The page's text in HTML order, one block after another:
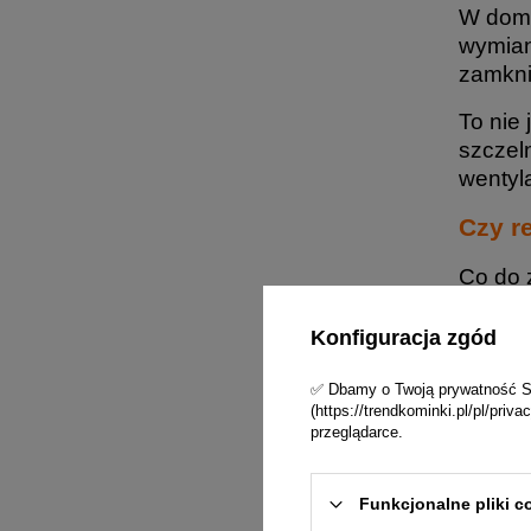
W
To nie
Czy
Co do
dolot
W
Konfiguracja zgód
✅ Dbamy o Twoją prywatność
(https://trendkominki.pl/pl/
przeglądarce.
Funkcjonalne pliki